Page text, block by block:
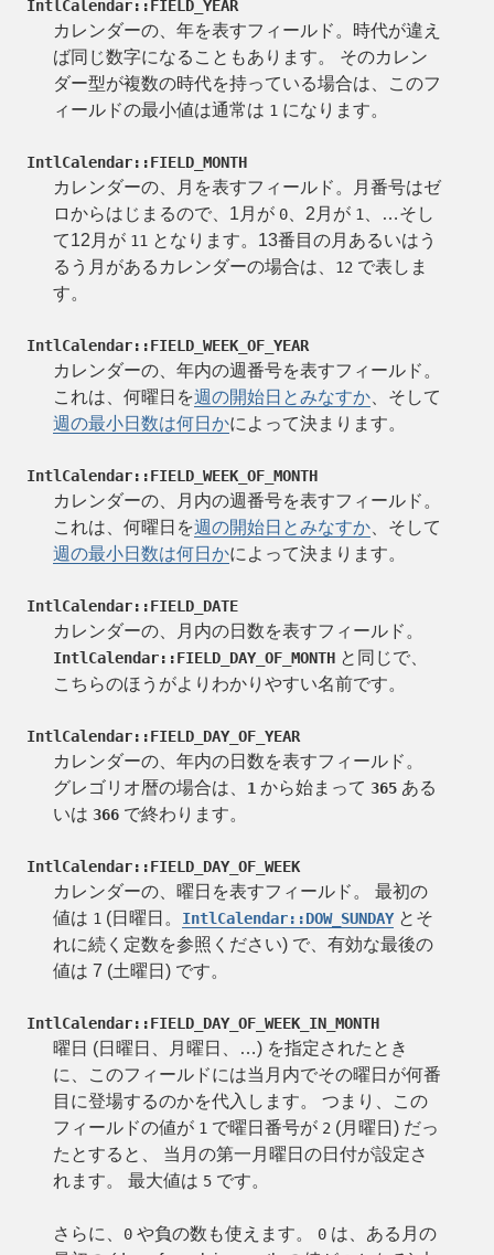
IntlCalendar::FIELD_YEAR
カレンダーの、年を表すフィールド。時代が違え
ば同じ数字になることもあります。 そのカレン
ダー型が複数の時代を持っている場合は、このフ
ィールドの最小値は通常は 1 になります。
IntlCalendar::FIELD_MONTH
カレンダーの、月を表すフィールド。月番号はゼ
ロからはじまるので、1月が 0 、2月が 1
、…そし
て12月が 11 となります。13番目の月あるいはう
るう月があるカレンダーの場合は、 12 で表しま
す。
IntlCalendar::FIELD_WEEK_OF_YEAR
カレンダーの、年内の週番号を表すフィールド。
これは、何曜日を週の開始日とみなすか 、そして
週の最小日数は何日かによって決まります。
IntlCalendar::FIELD_WEEK_OF_MONTH
カレンダーの、月内の週番号を表すフィールド。
これは、何曜日を週の開始日とみなすか 、そして
週の最小日数は何日かによって決まります。
IntlCalendar::FIELD_DATE
カレンダーの、月内の日数を表すフィールド。
IntlCalendar::FIELD_DAY_OF_MONTH と同じで、
こちらのほうがよりわかりやすい名前です。
IntlCalendar::FIELD_DAY_OF_YEAR
カレンダーの、年内の日数を表すフィールド。
グレゴリオ暦の場合は、 1 から始まって 365 ある
いは 366 で終わります。
IntlCalendar::FIELD_DAY_OF_WEEK
カレンダーの、曜日を表すフィールド。 最初の
値は 1 (日曜日。 IntlCalendar::DOW_SUNDAYとそ
れに続く定数を参照ください) で、有効な最後の
値は 7 (土曜日) です。
IntlCalendar::FIELD_DAY_OF_WEEK_IN_MONTH
曜日 (日曜日、月曜日、…) を指定されたとき
に、このフィールドには当月内でその曜日が何番
目に登場するのかを代入します。 つまり、この
フィールドの値が 1 で曜日番号が 2 (月曜日) だっ
たとすると、 当月の第一月曜日の日付が設定さ
れます。 最大値は 5 です。
さらに、 0 や負の数も使えます。 0 は、ある月の